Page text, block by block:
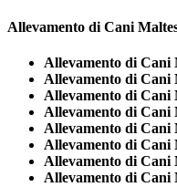
Allevamento di Cani
Allevamento di Cani
Allevamento di Cani
Allevamento di Cani
Allevamento di Cani
Allevamento di Cani
Allevamento di Cani
Allevamento di Cani
Allevamento di Cani